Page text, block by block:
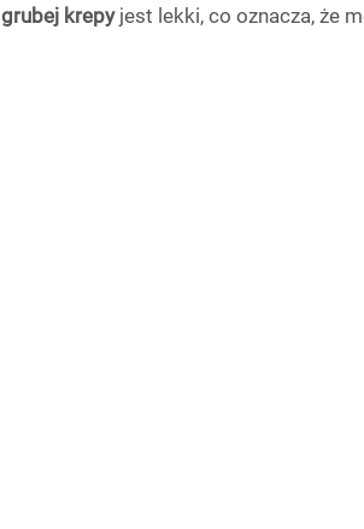
grubej krepy jest lekki, co oznacza, że